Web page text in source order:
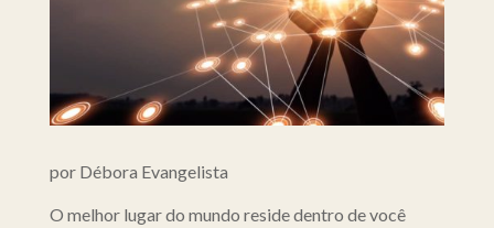
por Débora Evangelista
O melhor lugar do mundo reside dentro de você